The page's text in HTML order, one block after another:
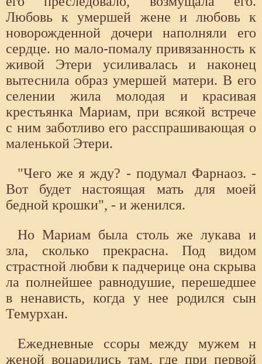
Любовь к умершей жене и любовь к
новорожденной дочери наполняли его
сердце. но мало-помалу привязанность к
живой Этери усиливалась и наконец
вытеснила образ умершей матери. В его
селении жила молодая и красивая
крестьянка Мариам, при всякой встрече
с ним заботливо его расспрашивающая о
маленькой Этери.
"Чего же я жду? - подумал Фарнаоз. -
Вот будет настоящая мать для моей
бедной крошки", - и женился.
Но Мариам была столь же лукава и
зла, сколько прекрасна. Под видом
страстной любви к падчерице она скрыва
ла полнейшее равнодушие, перешедшее
в ненависть, когда у нее родился сын
Темурхан.
Ежедневные ссоры между мужем н
женой воцарились там, где при первой